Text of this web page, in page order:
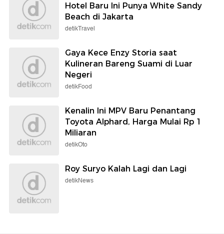
Hotel Baru Ini Punya White Sandy
Beach di Jakarta
detikTravel
Gaya Kece Enzy Storia saat
Kulineran Bareng Suami di Luar
Negeri
detikFood
Kenalin Ini MPV Baru Penantang
Toyota Alphard, Harga Mulai Rp 1
Miliaran
detikOto
Roy Suryo Kalah Lagi dan Lagi
detikNews